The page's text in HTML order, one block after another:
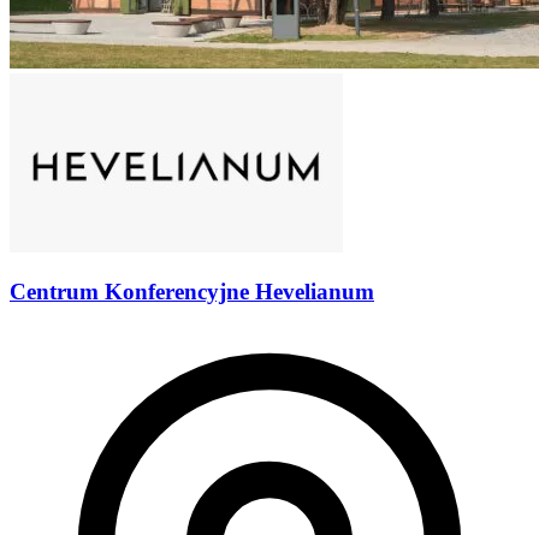
Centrum Konferencyjne Hevelianum